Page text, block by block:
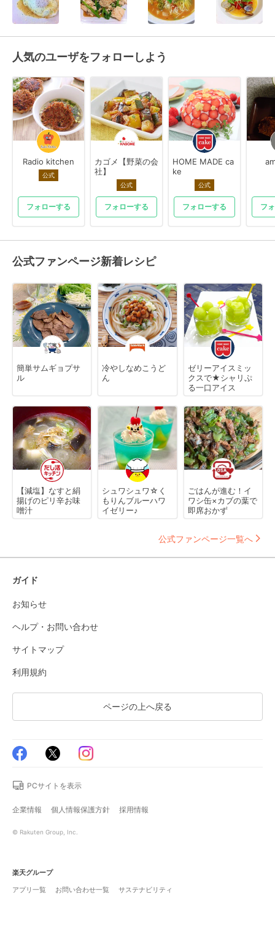
人気のユーザをフォローしよう
Radio kitchen
公式
フォローする
カゴメ【野菜の会
社】
公式
フォローする
HOME MADE ca
ke
公式
フォローする フ
公式ファンページ新着レシピ
簡単サムギョプサ
ル
冷やしなめこうど
ん
ゼリーアイスミッ
クスで★シャリぷ
る一口アイス
【減塩】なすと絹
揚げのピリ辛お味
噌汁
シュワシュワ☆く
もりんブルーハワ
イゼリー♪
ごはんが進む！イ
ワシ缶×カブの葉で
即席おかず
公式ファンページ一覧へ
ガイド
お知らせ
ヘルプ・お問い合わせ
サイトマップ
利用規約
ページの上へ戻る
PCサイトを表示
企業情報 個人情報保護方針 採用情報
© Rakuten Group, Inc.
楽天グループ
アプリ一覧
お問い合わせ一覧 サステナビリティ